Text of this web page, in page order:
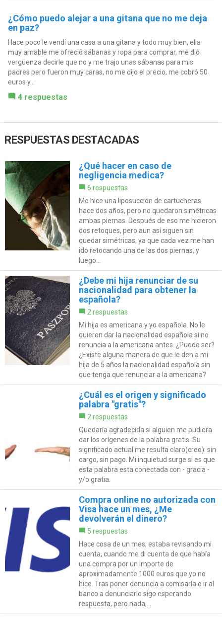
¿Cómo puedo alejar a una gitana que no me deja
en paz?
Hace poco le vendí una casa a una gitana y todo muy bien, ella
muy amable me ofreció sábanas y ropa para comprar, me dió
vergüenza decirle que no y me trajo unas sábanas para mis
padres pero fueron muy caras, no me dijo el precio, me cobró 50
euros y...
4 respuestas
RESPUESTAS DESTACADAS
¿Qué hacer en caso de
negligencia medica?
6 respuestas
Me hice una liposucción de cartucheras
hace dos años, pero no quedaron simétricas
ambas piernas. Después de eso me hicieron
dos retoques, pero aun así siguen sin
quedar simétricas, ya que cada vez me han
ido retocando una de las dos piernas, y
luego...
¿Debe mi hija renunciar de su
nacionalidad para obtener la
española?
2 respuestas
Mi hija es americana y yo española. No le
quieren dar la nacionalidad española si no
renuncia a la americana antes. ¿Puede ser?
¿Existe alguna manera de que le den a mi
hija de 5 años la nacionalidad española sin
que tenga que renunciar a la americana?
¿Cuál es el origen y significado
palabra "gratis"?
2 respuestas
Quedaría agradecida si alguien me pudiera
dar los orígenes de la palabra gratis. Su
significado actual me resulta claro(creo): sin
cargo, sin pago. Mi inquietud surge si es que
esta palabra esta conectada con - gracia -
y/o gratia.
Compra online no autorizada con
Visa hace un mes, ¿Me
devolverán el dinero?
5 respuestas
Hace cosa de un mes, estaba revisando mi
cuenta, cuando me di cuenta de que había
una compra por un importe de
aproximadamente 1000 euros que yo no
hice. Tras poner denuncia a comisaría e ir al
banco a denunciarlo sigo esperando
respuesta, pero nada,...